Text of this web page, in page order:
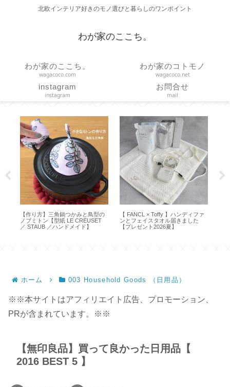
北欧インテリア好きのモノ選びと暮らしのワンポイント
わが家のここち。
わが家のここち。
wagacoco.com
わが家のコトモノ
wagacoco.net
instagram
instagram
お問合せ
mail
【 VAKUEN 】使いやすいサイズは
どれ？容器と水切りトレイのサイ
ズ選びと収納【保存容器】
【作り方】ヒダのあるカーテンを
ハンドメイド【カーテンレールに
吊るすドレープカーテンの採寸・
ホーム 003 Household Goods （日用品）
※※本サイトはアフィリエイト広告、プロモーション、
PRが含まれています。※※
【無印良品】買って良かった日用品【
2016 BEST 5 】